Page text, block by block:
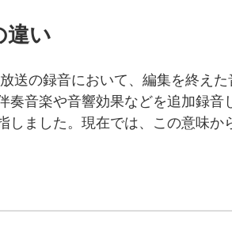
違い
送の録音において、編集を終え
奏音楽や音響効果などを追加録音
しました。現在では、この意味